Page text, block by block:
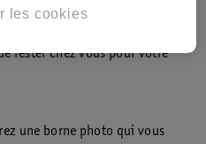
rester chez vous pour votre
une borne photo qui vous
les cookies